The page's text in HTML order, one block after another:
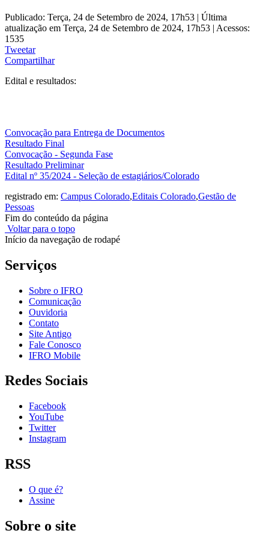
Publicado: Terça, 24 de Setembro de 2024, 17h53 | Última
atualização em Terça, 24 de Setembro de 2024, 17h53 | Acessos:
1535
Tweetar
Compartilhar
Edital e resultados:
Convocação para Entrega de Documentos
Resultado Final
Convocação - Segunda Fase
Resultado Preliminar
Edital nº 35/2024 - Seleção de estagiários/Colorado
registrado em: Campus Colorado,Editais Colorado,Gestão de
Pessoas
Fim do conteúdo da página
Voltar para o topo
Início da navegação de rodapé
Serviços
Sobre o IFRO
Comunicação
Ouvidoria
Contato
Site Antigo
Fale Conosco
IFRO Mobile
Redes Sociais
Facebook
YouTube
Twitter
Instagram
RSS
O que é?
Assine
Sobre o site